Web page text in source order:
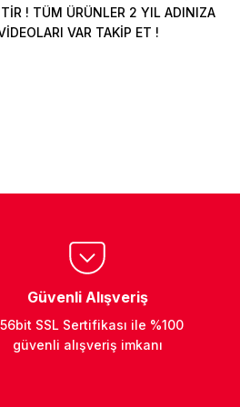
! TÜM ÜRÜNLER 2 YIL ADINIZA
VAR TAKİP ET !
Güvenli Alışveriş
SSL Sertifikası ile %100
güvenli alışveriş imkanı